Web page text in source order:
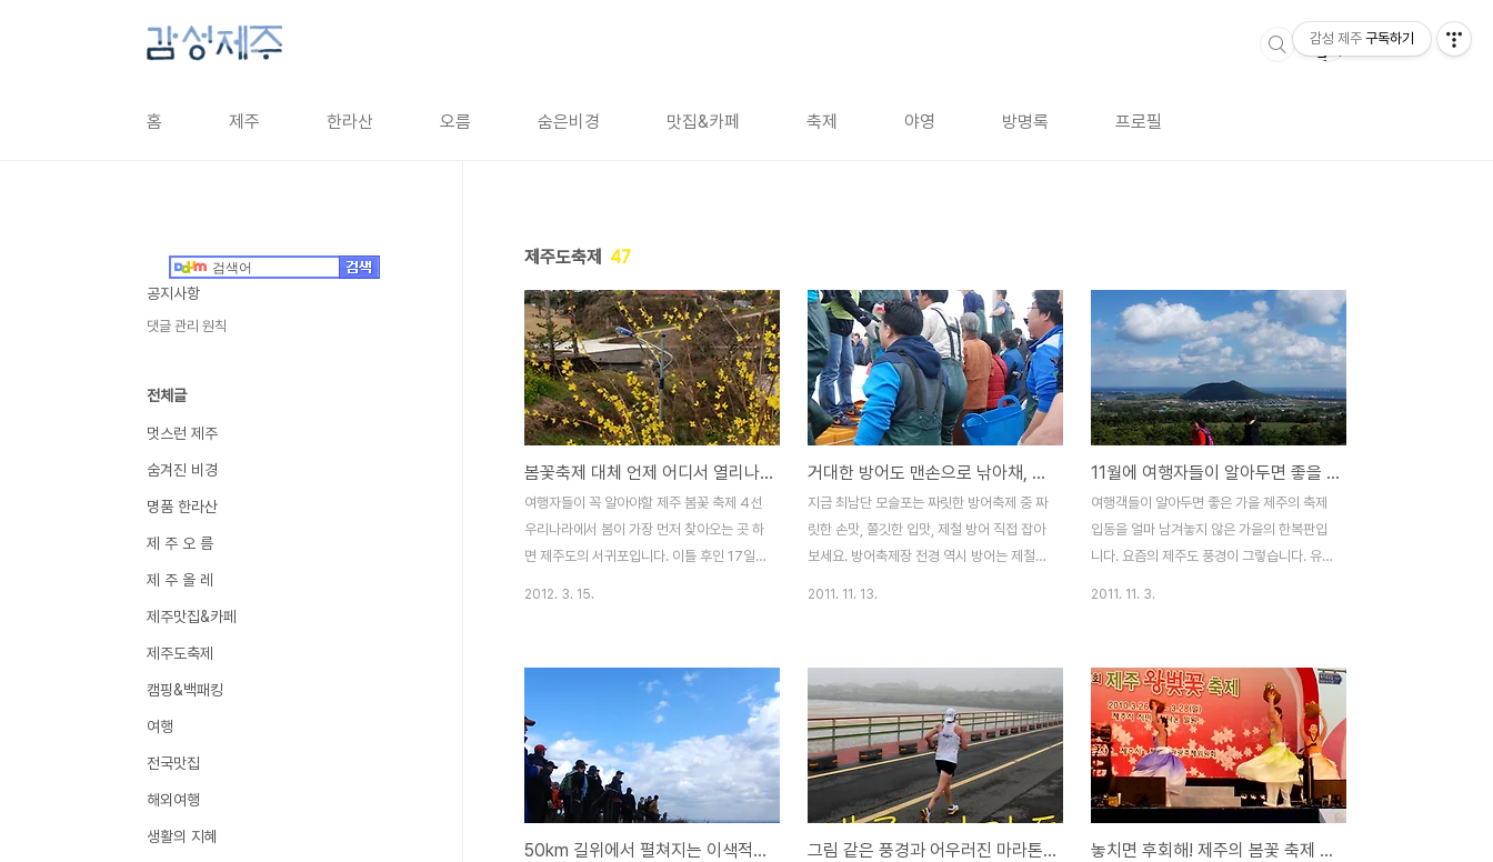
홈 제주 한라산 오름 숨은비경 맛집&카페 축제 야영 방명록 프로필
제주도축제 47
봄꽃축제 대체 언제 어디서 열리나요
여행자들이 꼭 알아야할 제주 봄꽃 축제 4선
우리나라에서 봄이 가장 먼저 찾아오는 곳 하
면 제주도의 서귀포입니다. 이틀 후인 17일
물이며 제주가 자생지인 왕벚꽃을 비롯하여
유채꽃 그리고 초록색 물결의 청보리 축제에
이르기까지 약 한달 간 도내 곳곳에서 펼쳐지
는 축제를 소개해 드리겠습니다. 아름답고 화
려한 봄꽃의 향연은 4월6일부터 본격적으로
시작됩니다. 대표적인 봄꽃대축제인 제주왕
벚꽃 축제를 시작으로 서사라 문화거리축제,
2012. 3. 15.
거대한 방어도 맨손으로 낚아채, 최남단 방어축제
지금 최남단 모슬포는 짜릿한 방어축제 중 짜
릿한 손맛, 쫄깃한 입맛, 제철 방어 직접 잡아
보세요. 방어축제장 전경 역시 방어는 제철에
입안에 감기는 맛, 역시 방어는 제철에 먹어
야 한다는 사람들의 말이 틀린 것이 하나도
없습니다. '제11회 최남단 방어축제'가 지난
10일부터 13일인 오늘까지 4일간 화려하게
열리고 있습니다. 지역축제임에도 불구하고
4일간의 대장정으로 치르고 있는걸 보면 과
연 제주를 대표하는 축제라 할 만하더군요.
2011. 11. 13.
11월에 여행자들이 알아두면 좋을 제주의 축제 3선
여행객들이 알아두면 좋은 가을 제주의 축제
입동을 얼마 남겨놓지 않은 가을의 한복판입
니다. 요즘의 제주도 풍경이 그렇습니다. 유
제주의 들판 어디를 가든 쉽게 볼 수 있답니
다. 얼마 전까지만 해도 푸른색 일색이었던
감귤도 이제는 본격적으로 수확하기 시작했
구요. 지역 여기저기에선 가을 축제를 준비하
는 현수막들도 눈에 띱니다. 가을은 바야흐로
축제의 계절임을 다시 한 번 실감하게 됩니
다. 대한민국, 정말 축제가 많은 나라지요. 곳
2011. 11. 3.
50km 길위에서 펼쳐지는 이색적인 제주올레 걷기축제 그림 같은 풍경과 어우러진 마라톤 축제 놓치면 후회해! 제주의 봄꽃 축제 4선
공지사항
댓글 관리 원칙
전체글
멋스런 제주
숨겨진 비경
명품 한라산
제 주 오 름
제 주 올 레
제주맛집&카페
제주도축제
캠핑&백패킹
여행
전국맛집
해외여행
생활의 지혜
감성 제주 구독하기